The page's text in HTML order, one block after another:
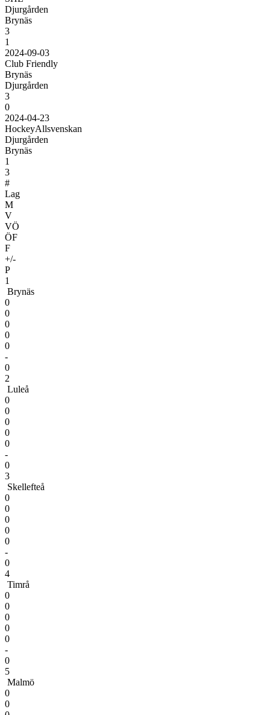
Djurgården
Brynäs
3
1
2024-09-03
Club Friendly
Brynäs
Djurgården
3
0
2024-04-23
HockeyAllsvenskan
Djurgården
Brynäs
1
3
#
Lag
M
V
VÖ
ÖF
F
+/-
P
1
Brynäs
0
0
0
0
0
-
0
2
Luleå
0
0
0
0
0
-
0
3
Skellefteå
0
0
0
0
0
-
0
4
Timrå
0
0
0
0
0
-
0
5
Malmö
0
0